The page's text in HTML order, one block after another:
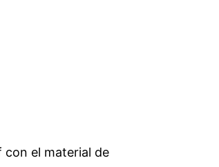
con el material de